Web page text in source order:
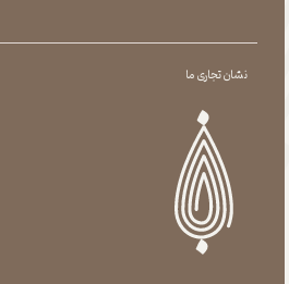
نشان تجاری ما